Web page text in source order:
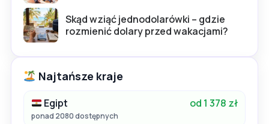
Skąd wziąć jednodolarówki – gdzie
rozmienić dolary przed wakacjami?
Najtańsze kraje
Egipt od 1 378 zł
ponad 2080 dostępnych